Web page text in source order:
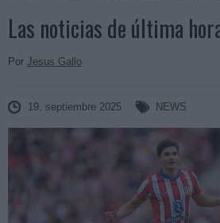
Las noticias de última
Por Jesus Gallo
19. septiembre 2025 NEWS